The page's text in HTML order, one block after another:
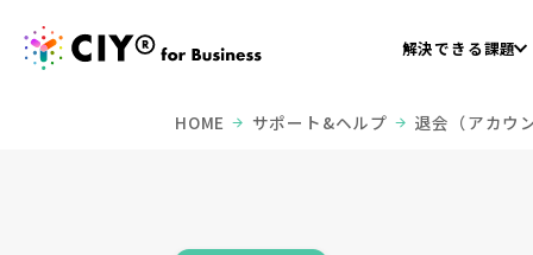
解決できる課題
HOME サポート&ヘルプ 退会（アカウ